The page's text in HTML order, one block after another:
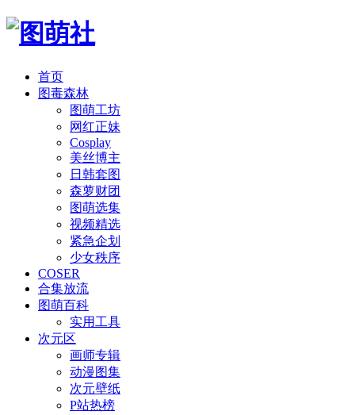
首页
图毒森林
图萌工坊
网红正妹
Cosplay
美丝博主
日韩套图
森萝财团
图萌选集
视频精选
紧急企划
少女秩序
COSER
合集放流
图萌百科
实用工具
次元区
画师专辑
动漫图集
次元壁纸
P站热榜